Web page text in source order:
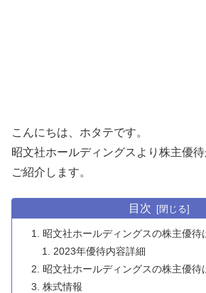
こんにちは、ホタテです。
昭文社ホールディングスより株主優
ご紹介します。
目次
昭文社ホールディングスの株主優待
2023年優待内容詳細
昭文社ホールディングスの株主優待
株式情報